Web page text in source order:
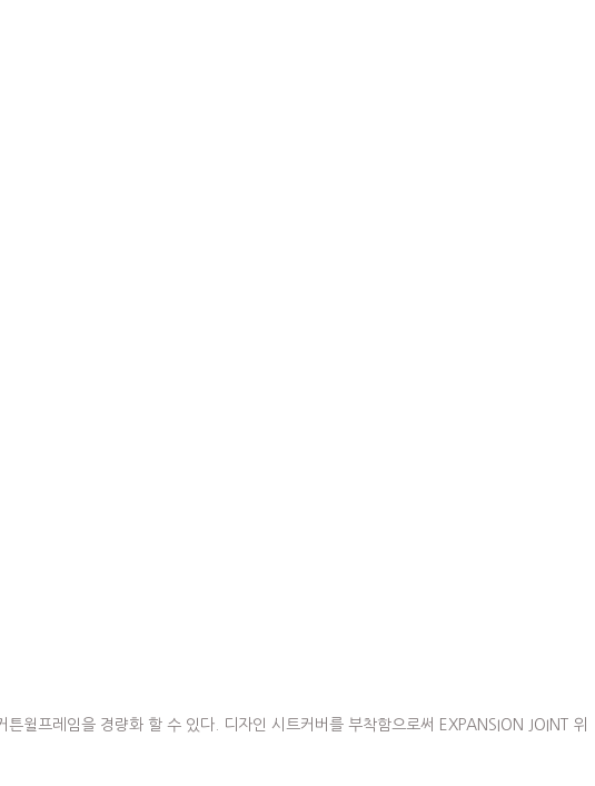
윌프레임을 경량화 할 수 있다. 디자인 시트커버를 부착함으로써 EXPANSION JOINT 위